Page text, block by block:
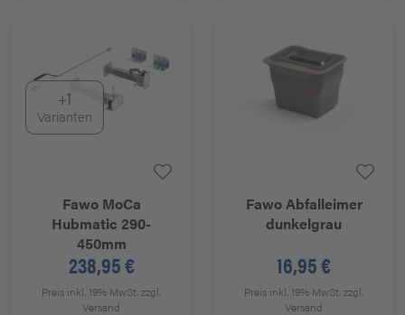
+1
Varianten
FawoMoCa
Hubmatic 290-
450mm
238,95 €
Preis inkl. 19% MwSt.zzgl.
Versand
FawoAbfalleimer
dunkelgrau
16,95 €
Preis inkl. 19% MwSt.zzgl.
Versand